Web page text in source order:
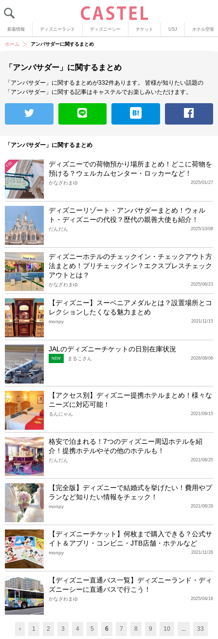
新着情報 ディズニーランド ディズニーシー チケット USJ ホテル空室
ホーム アンバサダーに関するまとめ
「アンバサダー」に関するまとめ
「アンバサダー」に関するまとめが332件あります。
皆様が知りたい話題の
「アンバサダー」に関する記事はキャステルでお楽しみいただけます。
「アンバサダー」に関するまとめ
TDL
ディズニーでの荷物預かり場所まとめ！どこに荷物を
預ける？ウェルカムセンター・ロッカーなど！
2025/01/27
かなざわまゆ
ディズニーリゾート・アンバサダーまとめ！ウォル
ト・ディズニーの代役？歴代の親善大使も紹介！
2025/10/08
だんだん
ディズニーホテルのチェックイン・チェックアウト方
法まとめ！プリチェックイン？エクスプレスチェック
アウトとは？
2025/06/23
かなざわまゆ
【ディズニー】スーベニアメダルとは？設置場所とコ
レクションしたくなる魅力まとめ
2021/11/15
monpy
JALのディズニーチケットの日別在庫状況
2026/08/06
NEW まるこさん
【アクセス別】ディズニー提携ホテルまとめ！様々な
ニーズに対応可能！
2021/09/15
るんにゃん
格安で泊まれる！7つのディズニー周辺ホテルを紹
介！提携ホテルやその他のホテルも！
2021/08/25
だんだん
【完全版】ディズニーで結婚式を挙げたい！費用やプ
ランなど知りたい情報をチェック！
2021/08/29
monpy
【ディズニーチケット】何枚まで購入できる？公式サ
イト＆アプリ・コンビニ・JTB店舗・ホテルなど
2021/11/26
monpy
【ディズニー直通バス一覧】ディズニーランド・ディ
ズニーシーに直通バスで行こう！
2025/04/18
かなざわまゆ
‹ 1 2 3 4 5 6 7 8 9 10 ... 33